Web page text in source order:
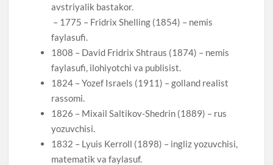
avstriyalik bastakor.
– 1775 – Fridrix Shelling (1854) – nemis
faylasufi.
1808 – David Fridrix Shtraus (1874) – nemis
faylasufi, ilohiyotchi va publisist.
1824 – Yozef Israels (1911) – golland realist
rassomi.
1826 – Mixail Saltikov-Shedrin (1889) – rus
yozuvchisi.
1832 – Lyuis Kerroll (1898) – ingliz yozuvchisi,
matematik va faylasuf.